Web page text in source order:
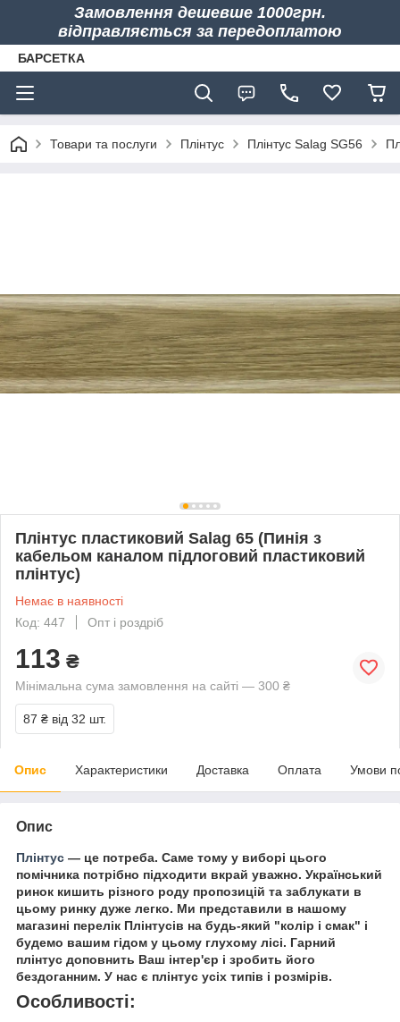
Замовлення дешевше 1000грн.
відправляється за передоплатою
БАРСЕТКА
Товари та послуги Плінтус Плінтус Salag SG56
Плінтус пластиковий Salag 65 (Пинія з
кабельом каналом підлоговий пластиковий
плінтус)
Немає в наявності
Код: 447
Опт і роздріб
113 ₴
Мінімальна сума замовлення на сайті — 300 ₴
87 ₴ від 32 шт.
Опис Характеристики Доставка Оплата Умови
Опис
Плінтус — це потреба. Саме тому у виборі цього
помічника потрібно підходити вкрай уважно. Український
ринок кишить різного роду пропозицій та заблукати в
цьому ринку дуже легко. Ми представили в нашому
магазині перелік Плінтусів на будь-який "колір і смак" і
будемо вашим гідом у цьому глухому лісі. Гарний
плінтус доповнить Ваш інтер'єр і зробить його
бездоганним. У нас є плінтус усіх типів і розмірів.
Особливості: